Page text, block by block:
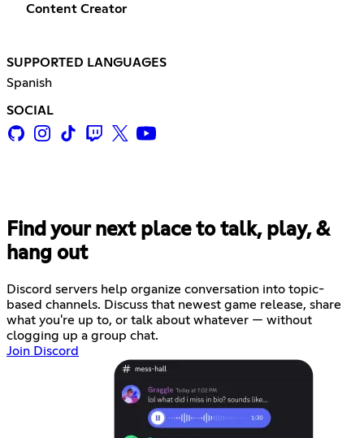
Content Creator
SUPPORTED LANGUAGES
Spanish
SOCIAL
Find your next place to talk, play, &
hang out
Discord servers help organize conversation into topic-
based channels. Discuss that newest game release, share
what you're up to, or talk about whatever — without
clogging up a group chat.
Join Discord